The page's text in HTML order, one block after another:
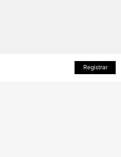
ADICIONAR AO CARRINHO
Registrar